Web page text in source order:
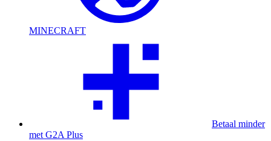
MINECRAFT
Betaal minder
met G2A Plus